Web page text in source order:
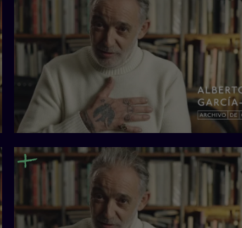
el legado
escritores,
y con sus